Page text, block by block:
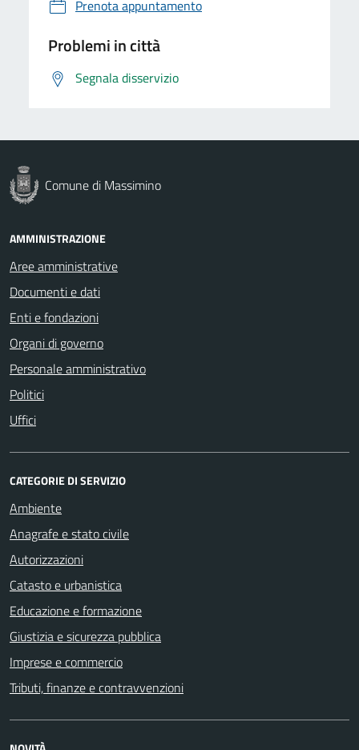
Prenota appuntamento
Problemi in città
Segnala disservizio
Comune di Massimino
AMMINISTRAZIONE
Aree amministrative
Documenti e dati
Enti e fondazioni
Organi di governo
Personale amministrativo
Politici
Uffici
CATEGORIE DI SERVIZIO
Ambiente
Anagrafe e stato civile
Autorizzazioni
Catasto e urbanistica
Educazione e formazione
Giustizia e sicurezza pubblica
Imprese e commercio
Tributi, finanze e contravvenzioni